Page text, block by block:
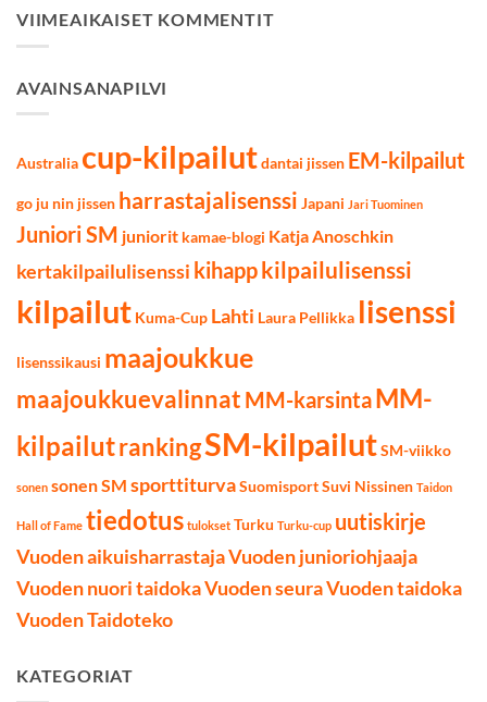
tulokset
VIIMEAIKAISET KOMMENTIT
AVAINSANAPILVI
Australia cup-kilpailutdantai jissen EM-kilpailut
go ju nin jissen harrastajalisenssi Japani Jari Tuominen
Juniori SM juniorit kamae-blogi Katja Anoschkin
kertakilpailulisenssi kihappkilpailulisenssi
kilpailut Kuma-Cup Lahti Laura Pellikka lisenssi
lisenssikausi maajoukkue
maajoukkuevalinnat MM-karsintaMM-
kilpailutrankingSM-kilpailutSM-viikko
sonen sonen SM sporttiturvaSuomisportSuvi Nissinen Taidon
Hall of Fame tiedotus tulokset Turku Turku-cup uutiskirje
Vuoden aikuisharrastajaVuoden junioriohjaaja
Vuoden nuori taidokaVuoden seuraVuoden taidoka
Vuoden Taidoteko
KATEGORIAT